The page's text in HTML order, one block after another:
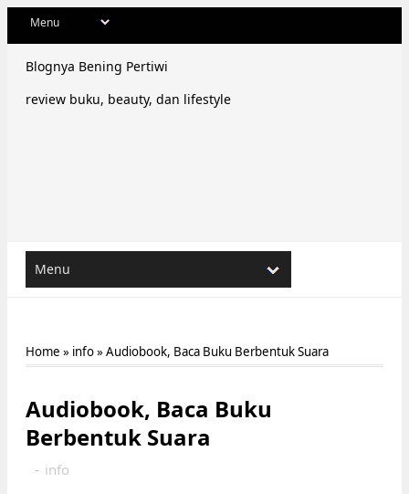
Blognya Bening Pertiwi
review buku, beauty, dan lifestyle
Home » info»Audiobook, Baca Buku Berbentuk Suara
Audiobook, Baca Buku
Berbentuk Suara
- info